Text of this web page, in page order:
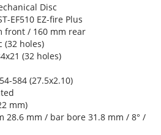
Disc
EF510 EZ-fire Plus
front / 160 mm rear
(32 holes)
(32 holes)
584 (27.5x2.10)
mm)
28.6 mm / bar bore 31.8 mm / 8° /